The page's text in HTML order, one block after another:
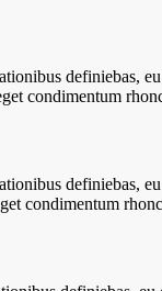
definiebas,
condimentum
definiebas,
condimentum